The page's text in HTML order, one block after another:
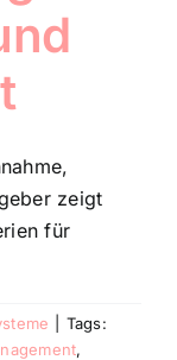
zeigt
für
Tags:
,